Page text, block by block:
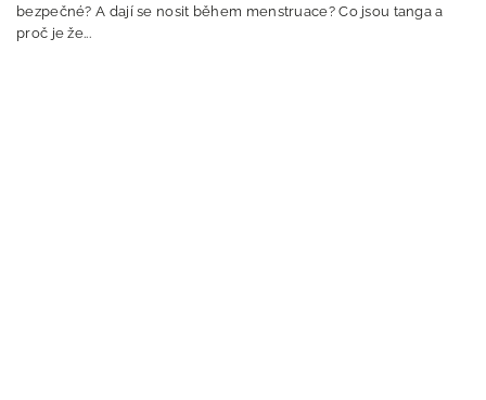
bezpečné? A dají se nosit během menstruace? Co jsou tanga a
proč je že...